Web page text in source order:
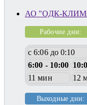
АО "ОДК-
Рабочие дни:
с 6:06 до 0:10
6:00 - 10:00
11 мин
12
Выходные дни: